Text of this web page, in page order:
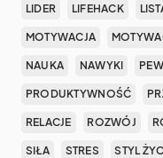
LIDER LIFEHACK
MOTYWACJA
NAUKA NAWYKI
PRODUKTYWNOŚĆ
RELACJE ROZWÓJ
SIŁA STRES STYL